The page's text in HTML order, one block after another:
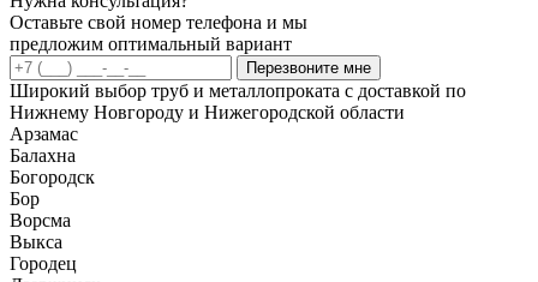
Оставьте свой номер телефона и мы
предложим оптимальный вариант
Перезвоните мне
Широкий выбор труб и металлопроката с доставкой по
Нижнему Новгороду и Нижегородской области
Арзамас
Балахна
Богородск
Бор
Ворсма
Выкса
Городец